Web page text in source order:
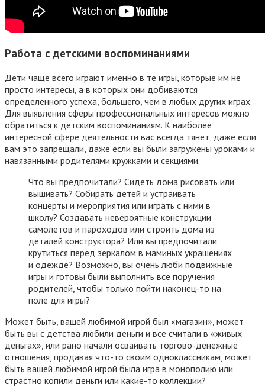
Работа с детскими воспоминаниями
Дети чаще всего играют именно в те игры, которые им не
просто интересы, а в которых они добиваются
определенного успеха, большего, чем в любых других играх.
Для выявления сферы профессиональных интересов можно
обратиться к детским воспоминаниям. К наиболее
интересной сфере деятельности вас всегда тянет, даже если
вам это запрещали, даже если вы были загружены уроками и
навязанными родителями кружками и секциями.
Что вы предпочитали? Сидеть дома рисовать или
вышивать? Собирать детей и устраивать
концерты и мероприятия или играть с ними в
школу? Создавать невероятные конструкции
самолетов и пароходов или строить дома из
деталей конструктора? Или вы предпочитали
крутиться перед зеркалом в маминых украшениях
и одежде? Возможно, вы очень люби подвижные
игры и готовы были выполнить все поручения
родителей, чтобы только пойти наконец-то на
поле для игры?
Может быть, вашей любимой игрой был «магазин», может
быть вы с детства любили деньги и все считали в «живых
деньгах», или рано начали осваивать торгово-денежные
отношения, продавая что-то своим одноклассникам, может
быть вашей любимой игрой была игра в монополию или
страстно копили деньги или какие-то коллекции?